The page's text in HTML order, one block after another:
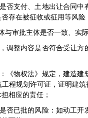
支付、土地出让合同中
存在被征收或征用等风险
审批主体是否一致、实
整内容是否符合受让方
《物权法》规定，建造建
程规划许可证，证明建
相应的责任；
已批的风险：如动工开